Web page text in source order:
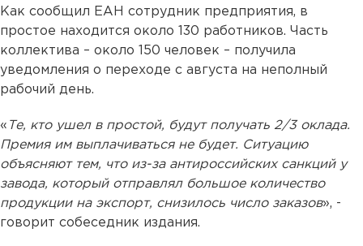
Как сообщил ЕАН сотрудник предприятия, в
простое находится около 130 работников. Часть
коллектива – около 150 человек – получила
уведомления о переходе с августа на неполный
рабочий день.
« Те, кто ушел в простой, будут получать 2/3 оклада.
Премия им выплачиваться не будет. Ситуацию
объясняют тем, что из-за антироссийских санкций у
завода, который отправлял большое количество
продукции на экспорт, снизилось число заказов», -
говорит собеседник издания.